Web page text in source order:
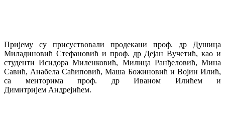
Пријему су присуствовали продекани проф. др Душица
Миладиновић Стефановић и проф. др Дејан Вучетић, као и
студенти Исидора Миленковић, Милица Ранђеловић, Мина
Савић, Анабела Саћиповић, Маша Божиновић и Војин Илић,
са менторима проф. др Иваном Илићем и
Димитријем Андрејићем.